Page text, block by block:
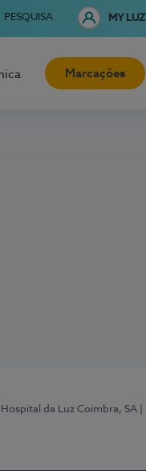
PESQUISA MY LUZ
Marcações
| Hospital da Luz Coimbra, SA